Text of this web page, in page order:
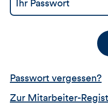
Passwort vergessen?
Zur Mitarbeiter-